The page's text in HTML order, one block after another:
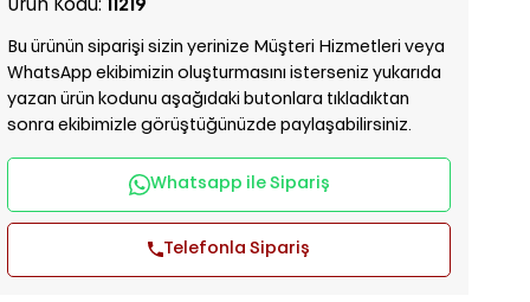
Ürün Kodu: 11219
Bu ürünün siparişi sizin yerinize Müşteri Hizmetleri veya
WhatsApp ekibimizin oluşturmasını isterseniz yukarıda
yazan ürün kodunu aşağıdaki butonlara tıkladıktan
sonra ekibimizle görüştüğünüzde paylaşabilirsiniz.
Whatsapp ile Sipariş
Telefonla Sipariş